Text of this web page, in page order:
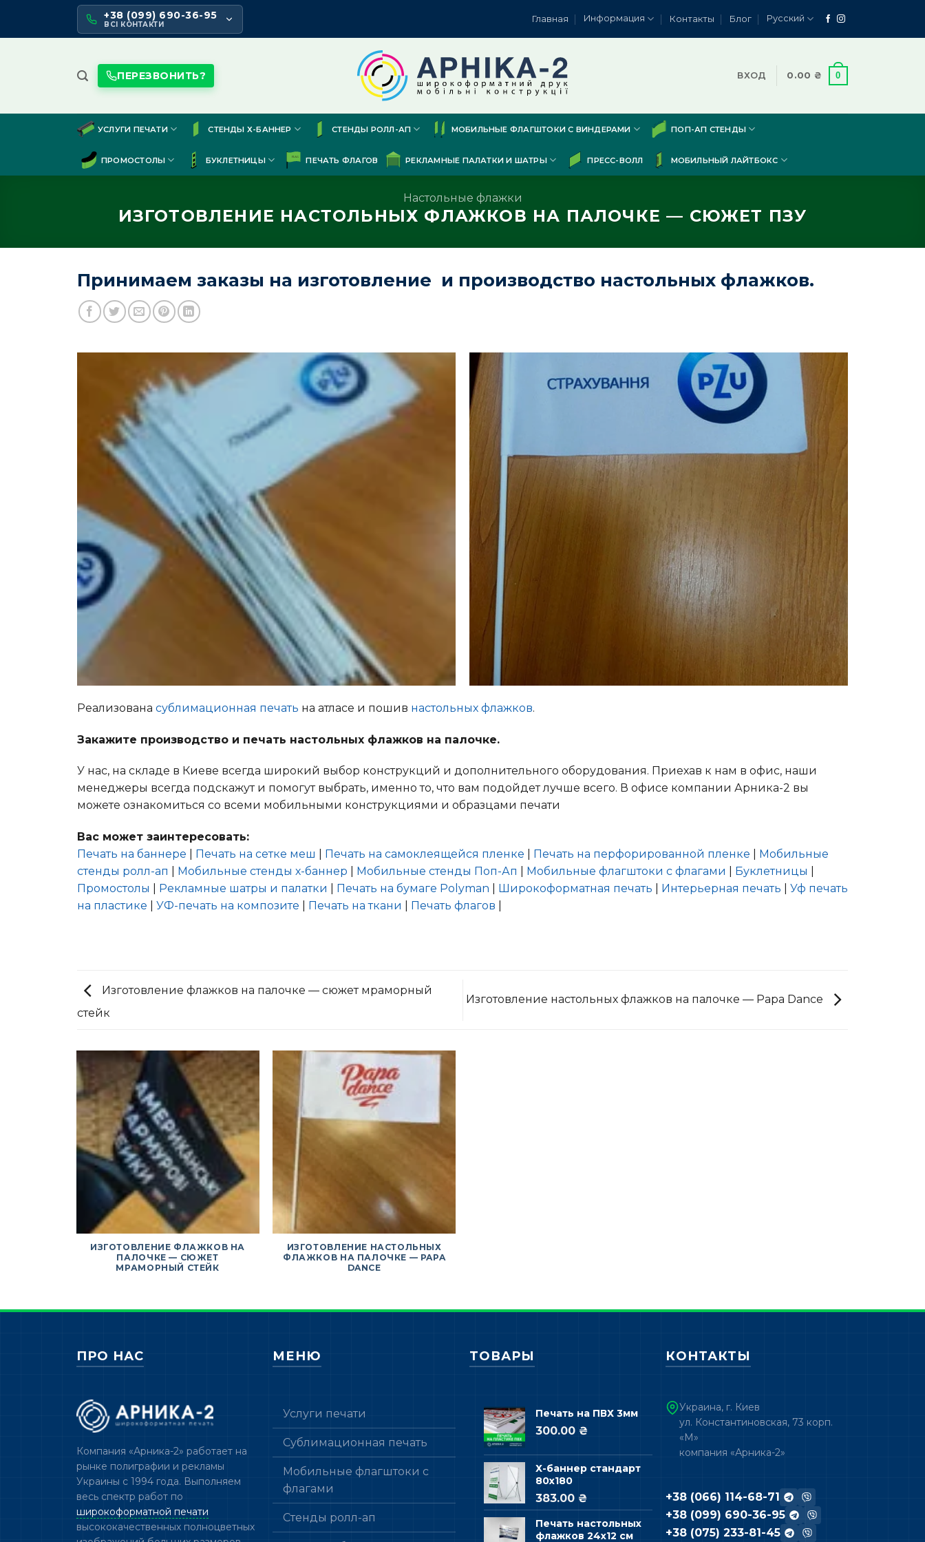
content
+38 (099) 690-36-95
ВСІ КОНТАКТИ
Главная Информация Контакты Блог Русский
ПЕРЕЗВОНИТЬ? ВХОД 0.00 ₴ 0
УСЛУГИ ПЕЧАТИ СТЕНДЫ Х-БАННЕР СТЕНДЫ РОЛЛ-АП МОБИЛЬНЫЕ ФЛАГШТОКИ С ВИНДЕРАМИ ПОП-АП СТЕНДЫ
ПРОМОСТОЛЫ БУКЛЕТНИЦЫ ПЕЧАТЬ ФЛАГОВ РЕКЛАМНЫЕ ПАЛАТКИ И ШАТРЫ ПРЕСС-ВОЛЛ МОБИЛЬНЫЙ ЛАЙТБОКС
Настольные флажки
ИЗГОТОВЛЕНИЕ НАСТОЛЬНЫХ ФЛАЖКОВ НА ПАЛОЧКЕ — СЮЖЕТ ПЗУ
Принимаем заказы на изготовление и производство настольных флажков.
Реализована сублимационная печать на атласе и пошив настольных флажков.
Закажите производство и печать настольных флажков на палочке.
У нас, на складе в Киеве всегда широкий выбор конструкций и дополнительного оборудования. Приехав к нам в офис, наши
менеджеры всегда подскажут и помогут выбрать, именно то, что вам подойдет лучше всего. В офисе компании Арника-2 вы
можете ознакомиться со всеми мобильными конструкциями и образцами печати
Вас может заинтересовать:
Печать на баннере
Печать на сетке меш Печать на самоклеящейся пленке Печать на перфорированной пленке
Мобильные
стенды ролл-ап
Мобильные стенды х-баннер Мобильные стенды Поп-Ап Мобильные флагштоки с флагами Буклетницы
Промостолы
Рекламные шатры и палатки Печать на бумаге Polyman Широкоформатная печать Интерьерная печать
Уф печать
на пластике
УФ-печать на композите Печать на ткани Печать флагов
Изготовление флажков на палочке — сюжет мраморный
стейк
Изготовление настольных флажков на палочке — Papa Dance
ИЗГОТОВЛЕНИЕ ФЛАЖКОВ НА
ПАЛОЧКЕ — СЮЖЕТ
МРАМОРНЫЙ СТЕЙК
ИЗГОТОВЛЕНИЕ НАСТОЛЬНЫХ
ФЛАЖКОВ НА ПАЛОЧКЕ — PAPA
DANCE
ПРО НАС
Компания «Арника-2» работает на
рынке полиграфии и рекламы
Украины с 1994 года. Выполняем
весь спектр работ по
широкоформатной печати
высококачественных полноцветных
МЕНЮ
Услуги печати
Сублимационная печать
Мобильные флагштоки с
флагами
Стенды ролл-ап
ТОВАРЫ
Печать на ПВХ 3мм
300.00 ₴
Х-баннер стандарт
80х180
383.00 ₴
Печать настольных
флажков 24х12 см
КОНТАКТЫ
Украина, г. Киев
ул. Константиновская, 73 корп.
«М»
компания «Арника-2»
+38 (066) 114-68-71
+38 (099) 690-36-95
+38 (075) 233-81-45